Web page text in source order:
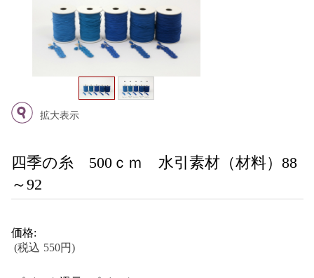
拡大表示
四季の糸 500ｃｍ 水引素材（材料）88
～92
価格:
(税込 550円)